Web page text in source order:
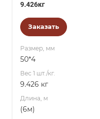
9.426кг
Заказать
Размер, мм
50*4
Вес 1 шт./кг.
9.426 кг
Длина, м
(6м)